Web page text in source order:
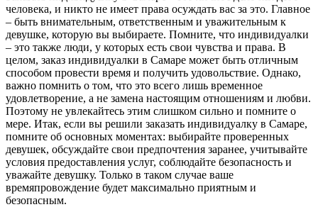
человека, и никто не имеет права осуждать вас за это. Главное
– быть внимательным, ответственным и уважительным к
девушке, которую вы выбираете. Помните, что индивидуалки
– это также люди, у которых есть свои чувства и права. В
целом, заказ индивидуалки в Самаре может быть отличным
способом провести время и получить удовольствие. Однако,
важно помнить о том, что это всего лишь временное
удовлетворение, а не замена настоящим отношениям и любви.
Поэтому не увлекайтесь этим слишком сильно и помните о
мере. Итак, если вы решили заказать индивидуалку в Самаре,
помните об основных моментах: выбирайте проверенных
девушек, обсуждайте свои предпочтения заранее, учитывайте
условия предоставления услуг, соблюдайте безопасность и
уважайте девушку. Только в таком случае ваше
времяпровождение будет максимально приятным и
безопасным.